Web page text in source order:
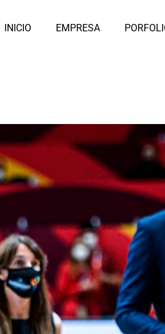
INICIO EMPRESA